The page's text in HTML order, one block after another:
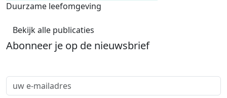
Duurzame leefomgeving
Bekijk alle publicaties
Abonneer je op de nieuwsbrief